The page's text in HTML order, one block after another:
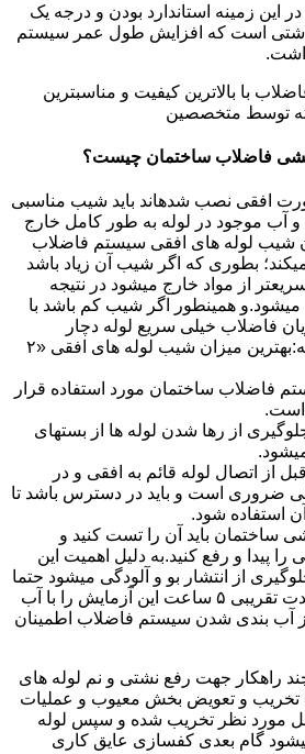
این زمینه استاندارد بودن و درجه یک
است که افزایش طول عمر سیستم
با بالاترین کیفیت و مناسبترین
فاضلاب ساختمان چیست؟
افقی نصب شدهاند باید شیب مناسبی
و آب موجود در لوله به طور کامل خارج
شیب لوله های افقی سیستم فاضلاب
بطوری که اگر شیب آن زیاد باشد
از مواد خارج میشود در نتیجه
همینطور اگر شیب کم باشد با
فاضلاب خیلی سریع لوله دچار
گرفتگی میشود.نکته:بهترین میزان شیب لوله های افقی «۲
فاضلاب ساختمان مورد استفاده قرار
از رها شدن لوله ها از بستهای
از اتصال لوله قائم به افقی و در
ضروری است و باید در دسترس باشد تا
استفاده شود.
ساختمان باید آن را تست کنید و
پیدا و رفع کنید.به دلیل اهمیت این
از انتشار بو و آلودگی میشود حتما
در چند نوبت و به مدت تقریبی ۵ ساعت این آزمایش را با آب
از آب بندی شدن سیستم فاضلاب اطمینان
راهکار جهت رفع نشتی و نم لوله های
تخریب و تعویض بخش معیوب و عملیات
مورد نظر تخریب شده و سپس لوله
گام بعدی کفسازی عایق کاری